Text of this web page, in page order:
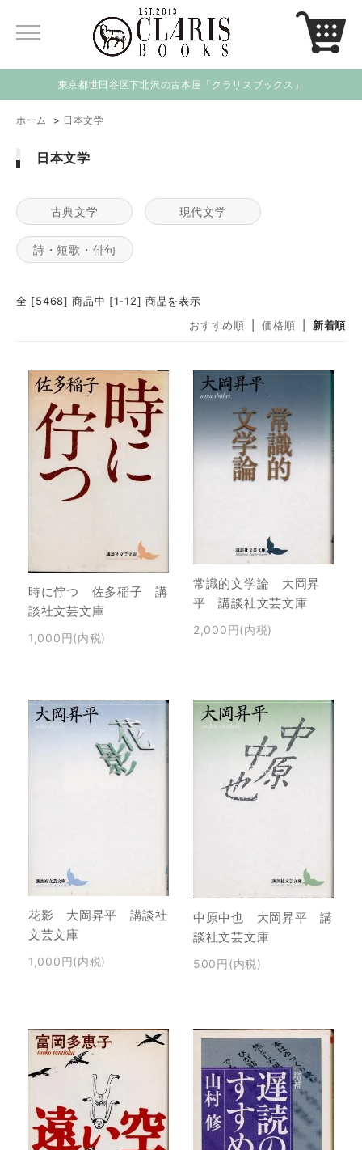
東京都世田谷区下北沢の古本屋「クラリスブックス」
ホーム > 日本文学
日本文学
古典文学 現代文学
詩・短歌・俳句
全 [5468] 商品中 [1-12] 商品を表示
おすすめ順
価格順 新着順
時に佇つ 佐多稲子 講
談社文芸文庫
1,000円(内税)
常識的文学論 大岡昇
平 講談社文芸文庫
2,000円(内税)
花影 大岡昇平 講談社
文芸文庫
1,000円(内税)
中原中也 大岡昇平 講
談社文芸文庫
500円(内税)